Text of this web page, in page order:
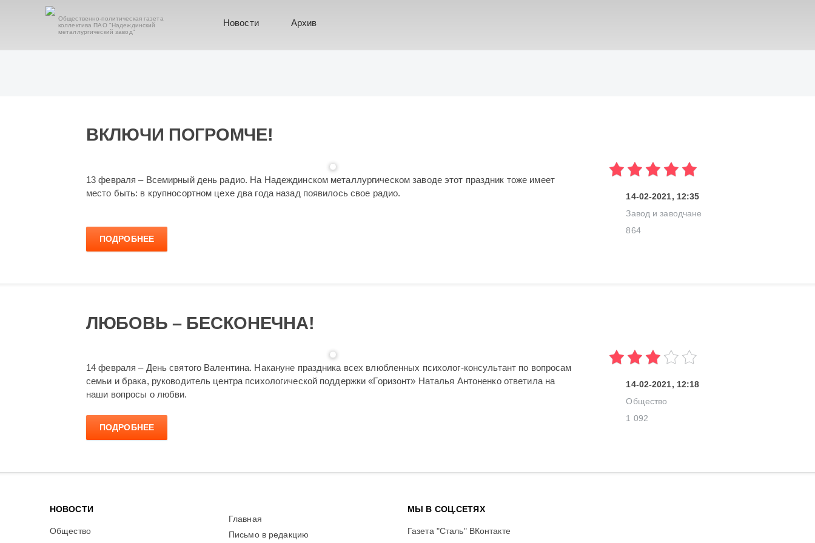
Общественно-политическая газета
коллектива ПАО "Надеждинский
металлургический завод"
Новости Архив
ВКЛЮЧИ ПОГРОМЧЕ!
14-02-2021, 12:35
Завод и заводчане
864
13 февраля – Всемирный день радио. На Надеждинском металлургическом заводе этот праздник тоже имеет
место быть: в крупносортном цехе два года назад появилось свое радио.
ПОДРОБНЕЕ
ЛЮБОВЬ – БЕСКОНЕЧНА!
14-02-2021, 12:18
Общество
1 092
14 февраля – День святого Валентина. Накануне праздника всех влюбленных психолог-консультант по вопросам
семьи и брака, руководитель центра психологической поддержки «Горизонт» Наталья Антоненко ответила на
наши вопросы о любви.
ПОДРОБНЕЕ
НОВОСТИ
Общество
Главная
Письмо в редакцию
МЫ В СОЦ.СЕТЯХ
Газета "Сталь" ВКонтакте